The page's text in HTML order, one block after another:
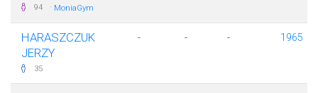
94 · MoniaGym
HARASZCZUK
JERZY
35
- - - 1965